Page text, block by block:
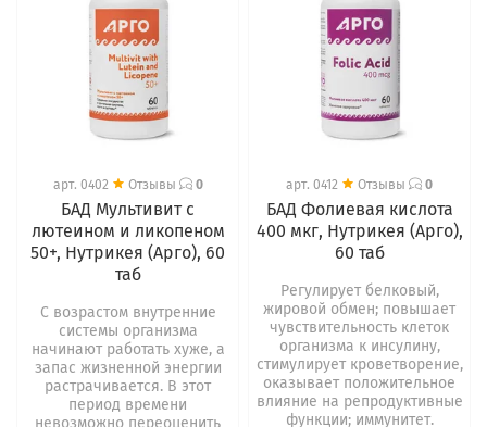
арт. 0402 Отзывы 0
БАД Мультивит с
лютеином и ликопеном
50+, Нутрикея (Арго), 60
таб
С возрастом внутренние
системы организма
начинают работать хуже, а
запас жизненной энергии
растрачивается. В этот
период времени
невозможно переоценить
арт. 0412 Отзывы 0
БАД Фолиевая кислота
400 мкг, Нутрикея (Арго),
60 таб
Регулирует белковый,
жировой обмен; повышает
чувствительность клеток
организма к инсулину,
стимулирует кроветворение,
оказывает положительное
влияние на репродуктивные
функции; иммунитет.